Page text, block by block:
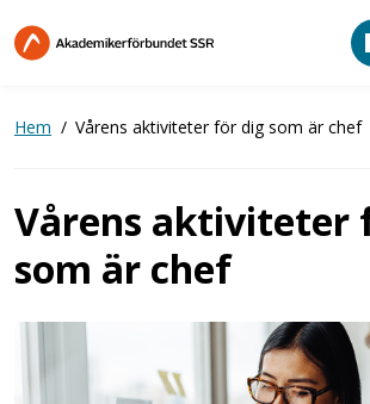
till
Hem Vårens aktiviteter för dig som är chef
Vårens aktiviteter
som är chef